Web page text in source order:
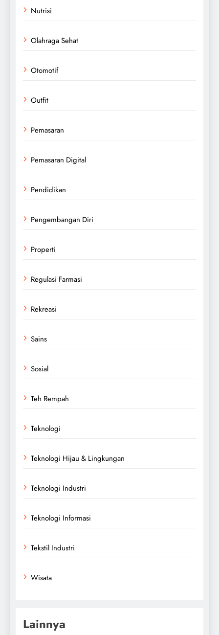
Nutrisi
Olahraga Sehat
Otomotif
Outfit
Pemasaran
Pemasaran Digital
Pendidikan
Pengembangan Diri
Properti
Regulasi Farmasi
Rekreasi
Sains
Sosial
Teh Rempah
Teknologi
Teknologi Hijau & Lingkungan
Teknologi Industri
Teknologi Informasi
Tekstil Industri
Wisata
Lainnya